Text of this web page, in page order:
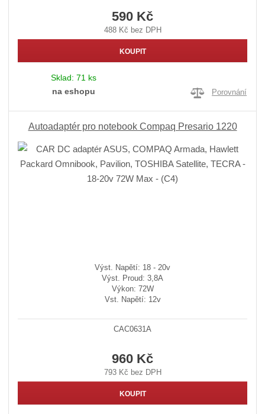
590 Kč
488 Kč bez DPH
KOUPIT
Sklad: 71 ks
na eshopu
Porovnání
Autoadaptér pro notebook Compaq Presario 1220
Výst. Napětí: 18 - 20v
Výst. Proud: 3,8A
Výkon: 72W
Vst. Napětí: 12v
CAC0631A
960 Kč
793 Kč bez DPH
KOUPIT